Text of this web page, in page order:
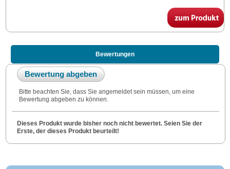
Bewertungen
Bewertung abgeben
Bitte beachten Sie, dass Sie angemeldet sein müssen, um eine
Bewertung abgeben zu können.
Dieses Produkt wurde bisher noch nicht bewertet. Seien Sie der
Erste, der dieses Produkt beurteilt!